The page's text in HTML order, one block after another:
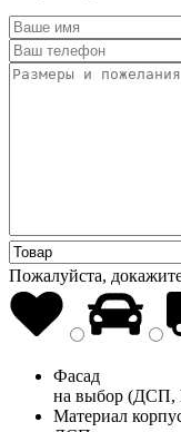
Пожалуйста,
Фасад
на выбор
Материал